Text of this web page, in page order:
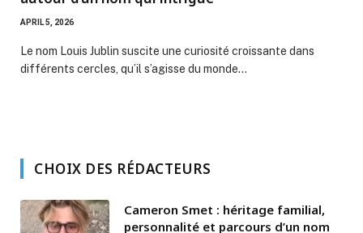
APRIL 5, 2026
Le nom Louis Jublin suscite une curiosité croissante dans
différents cercles, qu’il s’agisse du monde…
CHOIX DES RÉDACTEURS
Cameron Smet : héritage familial,
personnalité et parcours d’un nom